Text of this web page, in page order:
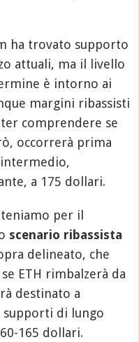
ha trovato supporto
attuali, ma il livello
è intorno ai
margini ribassisti
comprendere se
occorrerà prima
a 175 dollari.
per il
scenario ribassista
delineato, che
ETH rimbalzerà da
destinato a
supporti di lungo
165 dollari.